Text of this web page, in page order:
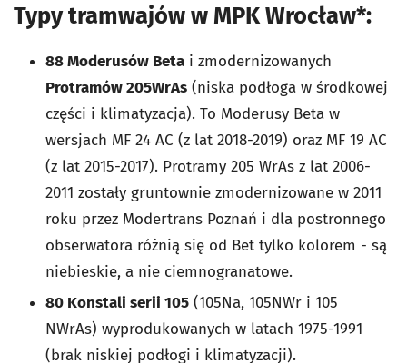
Typy tramwajów w MPK Wrocław*:
88 Moderusów Beta i zmodernizowanych
Protramów 205WrAs (niska podłoga w środkowej
części i klimatyzacja). To Moderusy Beta w
wersjach MF 24 AC (z lat 2018-2019) oraz MF 19 AC
(z lat 2015-2017). Protramy 205 WrAs z lat 2006-
2011 zostały gruntownie zmodernizowane w 2011
roku przez Modertrans Poznań i dla postronnego
obserwatora różnią się od Bet tylko kolorem - są
niebieskie, a nie ciemnogranatowe.
80 Konstali serii 105 (105Na, 105NWr i 105
NWrAs) wyprodukowanych w latach 1975-1991
(brak niskiej podłogi i klimatyzacji).